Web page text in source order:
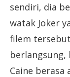
sendiri, dia
watak Joker
filem
berlangsung,
Caine